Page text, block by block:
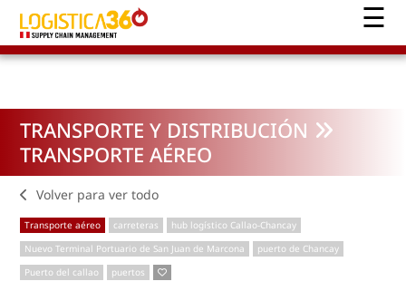
TRANSPORTE Y DISTRIBUCIÓN
TRANSPORTE AÉREO
Volver para ver todo
Transporte aéreo carreteras
hub logístico Callao-Chancay
Nuevo Terminal Portuario de San Juan de Marcona
puerto de Chancay
Puerto del callao
puertos